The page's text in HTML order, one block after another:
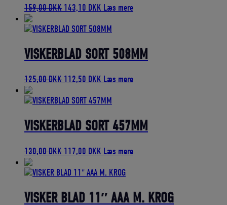
159,00DKK Den
pris
159,00 DKK.
143,10 DKK Den
pris
143,10 DKK.
Læs mere
VISKERBLAD SORT 508MM
125,00DKK Den
pris
125,00 DKK.
112,50 DKK Den
pris
112,50 DKK.
Læs mere
VISKERBLAD SORT 457MM
130,00DKK Den
pris
130,00 DKK.
117,00 DKK Den
pris
117,00 DKK.
Læs mere
VISKER BLAD 11″ AAA M. KROG